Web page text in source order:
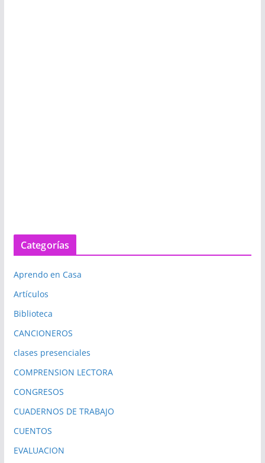
Categorías
Aprendo en Casa
Artículos
Biblioteca
CANCIONEROS
clases presenciales
COMPRENSION LECTORA
CONGRESOS
CUADERNOS DE TRABAJO
CUENTOS
EVALUACION